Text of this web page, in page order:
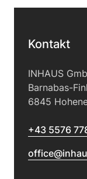
Kontakt
INHAUS
Barnabas-
6845
+43 5576